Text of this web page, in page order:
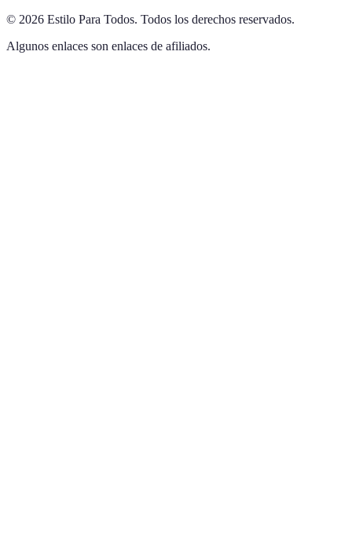
© 2026 Estilo Para Todos. Todos los derechos reservados.
Algunos enlaces son enlaces de afiliados.